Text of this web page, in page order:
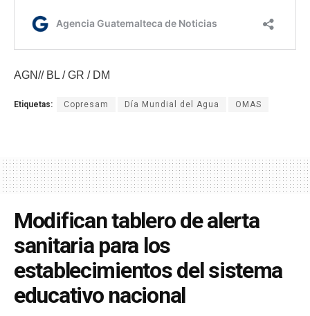
AGN// BL / GR / DM
Etiquetas: Copresam Día Mundial del Agua OMAS
Modifican tablero de alerta
sanitaria para los
establecimientos del sistema
educativo nacional